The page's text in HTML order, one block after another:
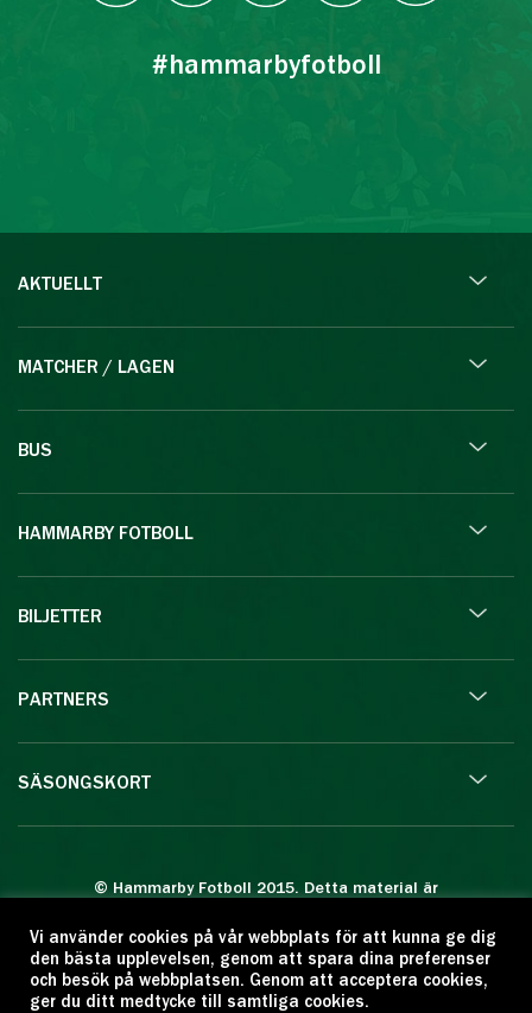
#hammarbyfotboll
AKTUELLT
MATCHER / LAGEN
BUS
HAMMARBY FOTBOLL
BILJETTER
PARTNERS
SÄSONGSKORT
© Hammarby Fotboll 2015. Detta material är
Eftertryck eller annan kopiering är förbjuden.
Citera oss gärna men ange källan:
www.hammarbyfotboll.se. Ansvarig utgivare:
Vi använder cookies på vår webbplats för att kunna ge dig
den bästa upplevelsen, genom att spara dina preferenser
och besök på webbplatsen. Genom att acceptera cookies,
ger du ditt medtycke till samtliga cookies.